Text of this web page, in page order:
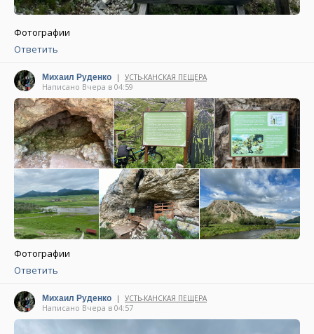
Фотографии
Ответить
Михаил Руденко | УСТЬ-КАНСКАЯ ПЕЩЕРА
Написано Вчера в 04:59
Фотографии
Ответить
Михаил Руденко | УСТЬ-КАНСКАЯ ПЕЩЕРА
Написано Вчера в 04:57